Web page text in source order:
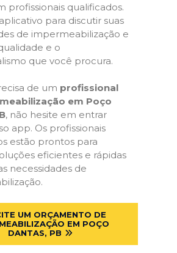
profissionais qualificados.
para discutir suas
de impermeabilização e
e o
que você procura.
de um profissional
em Poço
, não hesite em entrar
app. Os profissionais
estão prontos para
eficientes e rápidas
necessidades de
UM ORÇAMENTO DE
EM POÇO
DANTAS, PB